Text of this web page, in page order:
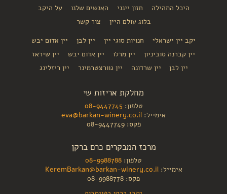
היכל התהילה
חזון יינני האנשים שלנו
על היקב
בלוג עולם היין
צור קשר
יקב יין ישראלי
חנויות סוגי יין יין לבן
יין אדום יבש
יין קברנה סוביניון
יין מרלו יין אדום יבש
יין שיראז
יין לבן
יין שרדונה יין גוורצטרמינר יין ריזלינג
מחלקת אריזות שי
טלפון: 08-9447745
אימייל: eva@barkan-winery.co.il
פקס: 08-9447749
מרכז המבקרים כרם ברקן
טלפון: 08-9988788
אימייל:KeremBarkan@barkan-winery.co.il
פקס: 08-9988778